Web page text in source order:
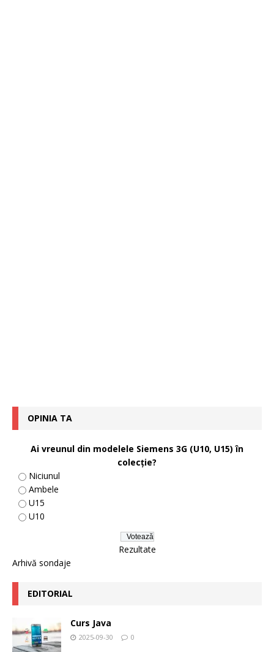
OPINIA TA
Ai vreunul din modelele Siemens 3G (U10, U15) în
colecţie?
Niciunul
Ambele
U15
U10
Rezultate
Arhivă sondaje
EDITORIAL
Curs Java
2025-09-30 0